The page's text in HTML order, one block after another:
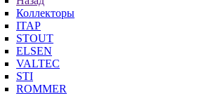
Коллекторы
ITAP
STOUT
ELSEN
VALTEC
STI
ROMMER